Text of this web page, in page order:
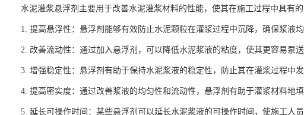
水泥灌浆悬浮剂主要用于改善水泥灌浆材料的性能，使其在施工过程中具有
1. 提高悬浮性：悬浮剂能够有效防止水泥颗粒在灌浆过程中沉降，确保浆液
2. 改善流动性：通过加入悬浮剂，可以降低水泥浆液的粘度，使其更容易泵
3. 增强稳定性：悬浮剂有助于保持水泥浆液的稳定性，防止其在灌浆过程中
4. 提高密实度：通过改善浆液的均匀性和流动性，悬浮剂有助于灌浆材料地
5. 延长可操作时间：某些悬浮剂可以延长水泥浆液的可操作时间，使施工人